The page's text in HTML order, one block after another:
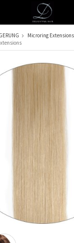
wurde in Ihren
Microring